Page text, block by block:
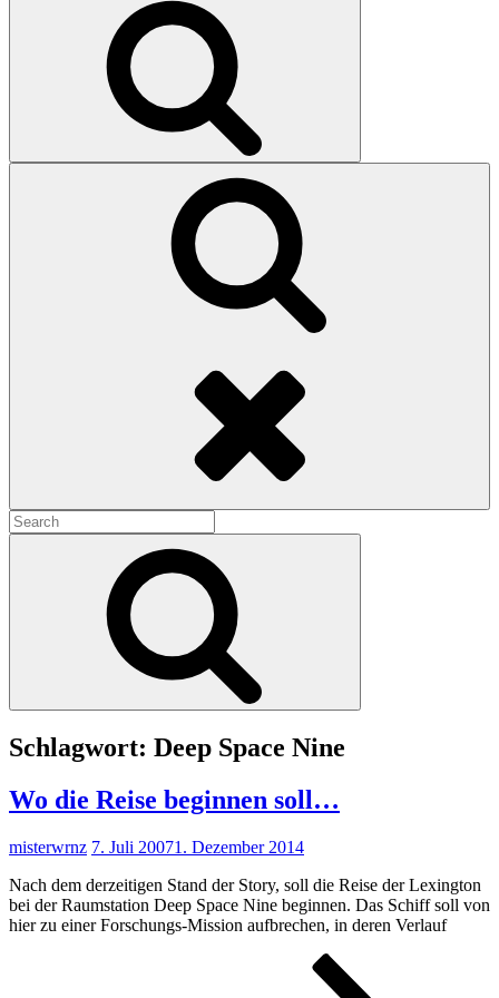
Search
for:
Schlagwort: Deep Space Nine
Wo die Reise beginnen soll…
misterwrnz 7. Juli 20071. Dezember 2014
Nach dem derzeitigen Stand der Story, soll die Reise der Lexington
bei der Raumstation Deep Space Nine beginnen. Das Schiff soll von
hier zu einer Forschungs-Mission aufbrechen, in deren Verlauf